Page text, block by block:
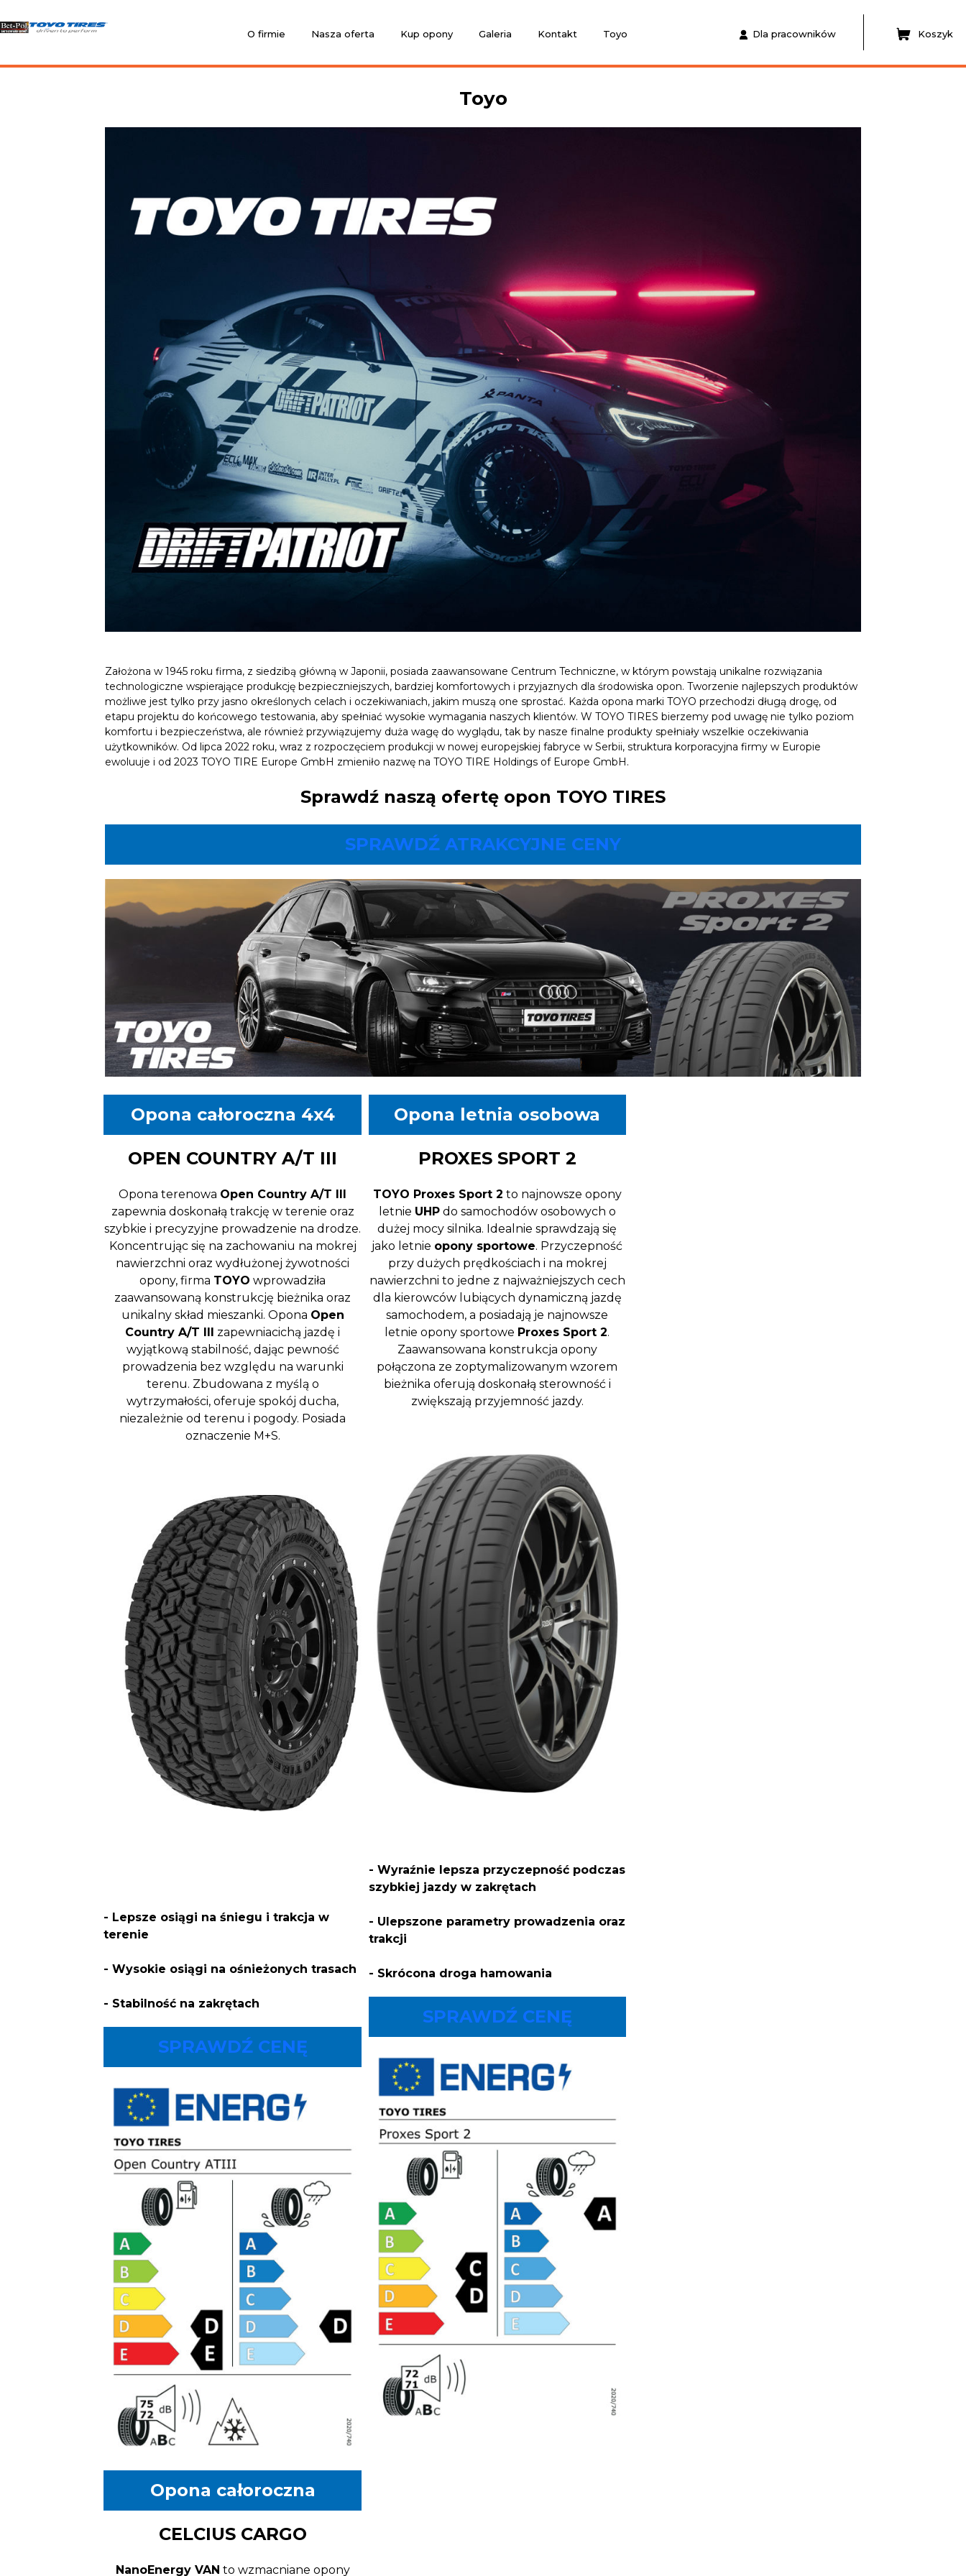
O firmie Nasza oferta Kup opony Galeria Kontakt Toyo Dla pracowników Koszyk
Toyo
Założona w 1945 roku firma, z siedzibą główną w Japonii, posiada zaawansowane Centrum Techniczne, w którym powstają unikalne rozwiązania
technologiczne wspierające produkcję bezpieczniejszych, bardziej komfortowych i przyjaznych dla środowiska opon. Tworzenie najlepszych produktów
możliwe jest tylko przy jasno określonych celach i oczekiwaniach, jakim muszą one sprostać. Każda opona marki TOYO przechodzi długą drogę, od
etapu projektu do końcowego testowania, aby spełniać wysokie wymagania naszych klientów. W TOYO TIRES bierzemy pod uwagę nie tylko poziom
komfortu i bezpieczeństwa, ale również przywiązujemy duża wagę do wyglądu, tak by nasze finalne produkty spełniały wszelkie oczekiwania
użytkowników. Od lipca 2022 roku, wraz z rozpoczęciem produkcji w nowej europejskiej fabryce w Serbii, struktura korporacyjna firmy w Europie
ewoluuje i od 2023 TOYO TIRE Europe GmbH zmieniło nazwę na TOYO TIRE Holdings of Europe GmbH.
Sprawdź naszą ofertę opon TOYO TIRES
SPRAWDŹ ATRAKCYJNE CENY
Opona całoroczna 4x4
OPEN COUNTRY A/T III
Opona terenowa Open Country A/T III
zapewnia doskonałą trakcję w terenie oraz
szybkie i precyzyjne prowadzenie na drodze.
Koncentrując się na zachowaniu na mokrej
nawierzchni oraz wydłużonej żywotności
opony, firma TOYO wprowadziła
zaawansowaną konstrukcję bieżnika oraz
unikalny skład mieszanki. Opona Open
Country A/T III
zapewniacichą jazdę i
wyjątkową stabilność, dając pewność
prowadzenia bez względu na warunki
terenu. Zbudowana z myślą o
wytrzymałości, oferuje spokój ducha,
niezależnie od terenu i pogody. Posiada
oznaczenie M+S.
- Lepsze osiągi na śniegu i trakcja w
terenie
- Wysokie osiągi na ośnieżonych trasach
- Stabilność na zakrętach
SPRAWDŹ CENĘ
Opona letnia osobowa
PROXES SPORT 2
TOYO Proxes Sport 2 to najnowsze opony
letnie UHPdo samochodów osobowych o
dużej mocy silnika. Idealnie sprawdzają się
jako letnie opony sportowe. Przyczepność
przy dużych prędkościach i na mokrej
nawierzchni to jedne z najważniejszych cech
dla kierowców lubiących dynamiczną jazdę
samochodem, a posiadają je najnowsze
letnie opony sportowe Proxes Sport 2.
Zaawansowana konstrukcja opony
połączona ze zoptymalizowanym wzorem
bieżnika oferują doskonałą sterowność i
zwiększają przyjemność jazdy.
- Wyraźnie lepsza przyczepność podczas
szybkiej jazdy w zakrętach
- Ulepszone parametry prowadzenia oraz
trakcji
- Skrócona droga hamowania
SPRAWDŹ CENĘ
Opona całoroczna
CELCIUS CARGO
NanoEnergy VAN to wzmacniane opony